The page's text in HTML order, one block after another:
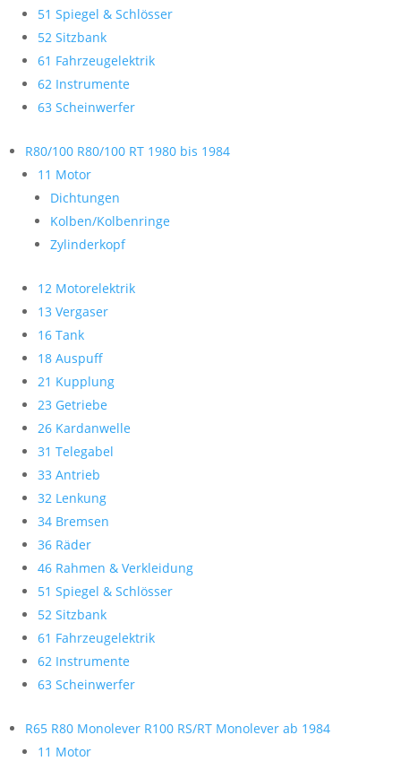
51 Spiegel & Schlösser
52 Sitzbank
61 Fahrzeugelektrik
62 Instrumente
63 Scheinwerfer
R80/100 R80/100 RT 1980 bis 1984
11 Motor
Dichtungen
Kolben/Kolbenringe
Zylinderkopf
12 Motorelektrik
13 Vergaser
16 Tank
18 Auspuff
21 Kupplung
23 Getriebe
26 Kardanwelle
31 Telegabel
33 Antrieb
32 Lenkung
34 Bremsen
36 Räder
46 Rahmen & Verkleidung
51 Spiegel & Schlösser
52 Sitzbank
61 Fahrzeugelektrik
62 Instrumente
63 Scheinwerfer
R65 R80 Monolever R100 RS/RT Monolever ab 1984
11 Motor